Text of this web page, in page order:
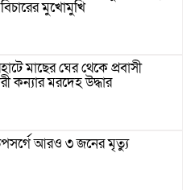
মুখোমুখি
মাছের ঘের থেকে প্রবাসী
কন্যার মরদেহ উদ্ধার
আরও ৩ জনের মৃত্যু